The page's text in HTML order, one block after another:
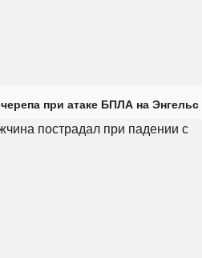
при атаке БПЛА на Энгельс